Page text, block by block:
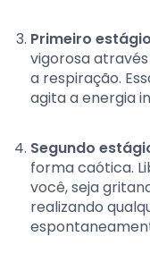
Primeiro
vigorosa
a respiração.
agita a energia
Segundo
forma caótica.
você, seja
realizando